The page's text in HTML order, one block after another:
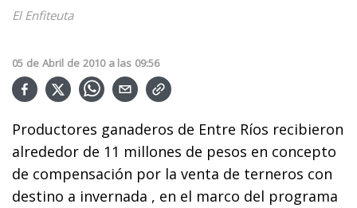
El Enfiteuta
05 de Abril de 2010 a las 09:56
Productores ganaderos de Entre Ríos recibieron
alrededor de 11 millones de pesos en concepto
de compensación por la venta de terneros con
destino a invernada , en el marco del programa